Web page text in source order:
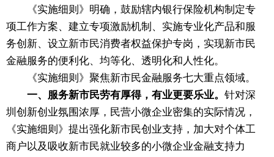
《实施细则》明确，鼓励辖内银行保险机构制定专
项工作方案、建立专项激励机制、实施专业化产品和服
务创新、设立新市民消费者权益保护专岗，实现新市民
金融服务的便利化、均等化、透明化和人性化。
《实施细则》聚焦新市民金融服务七大重点领域。
一、服务新市民劳有厚得，有业更要乐业。 针对深
圳创新创业氛围浓厚，民营小微企业密集的实际情况，
《实施细则》提出强化新市民创业支持，加大对个体工
商户以及吸收新市民就业较多的小微企业金融支持力